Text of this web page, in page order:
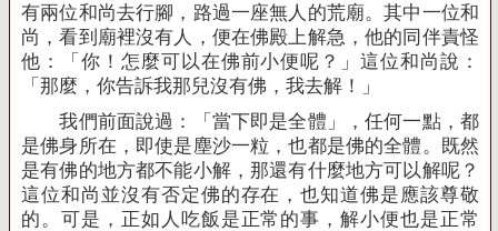
有兩位和尚去行腳，路過一座無人的荒廟。其中一位和
尚，看到廟裡沒有人，便在佛殿上解急，他的同伴責怪
他：「你！怎麼可以在佛前小便呢？」這位和尚說：
「那麼，你告訴我那兒沒有佛，我去解！」
我們前面說過：「當下即是全體」，任何一點，都
是佛身所在，即使是塵沙一粒，也都是佛的全體。既然
是有佛的地方都不能小解，那還有什麼地方可以解呢？
這位和尚並沒有否定佛的存在，也知道佛是應該尊敬
的。可是，正如人吃飯是正常的事，解小便也是正常